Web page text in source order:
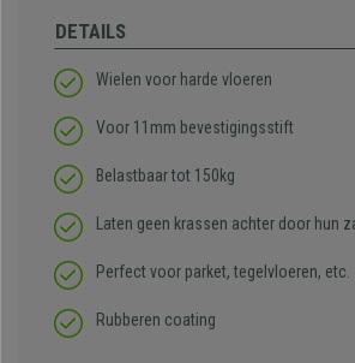
DETAILS
Wielen voor harde vloeren
Voor 11mm bevestigingsstift
Belastbaar tot 150kg
Laten geen krassen achter door hun
Perfect voor parket, tegelvloeren, etc.
Rubberen coating